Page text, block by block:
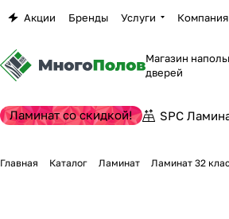
Акции Бренды Услуги Компания
Магазин
дверей
Ламинат со скидкой! SPC
Главная Каталог Ламинат Ламинат 32